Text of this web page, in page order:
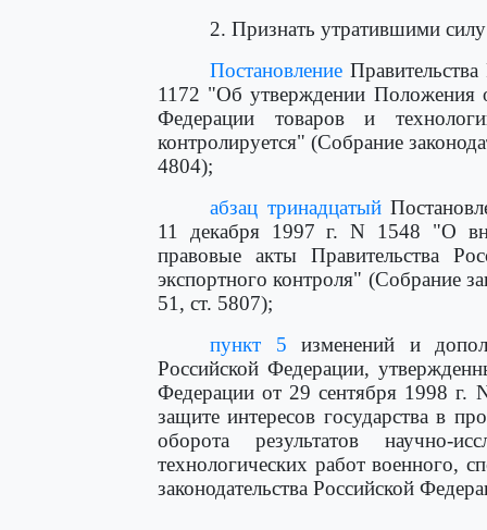
2. Признать утратившими
Постановление
1172 "Об утверждении Положения
Федерации товаров и
контролируется" (Собрание
4804);
абзац тринадцатый
11 декабря 1997 г. N 1548 "О
правовые акты Правительства
экспортного контроля" (Собрание
51, ст. 5807);
пункт 5 изменений и
Российской Федерации,
Федерации от 29 сентября 1998 г.
защите интересов государства в
оборота результатов научно-
технологических работ военного,
законодательства Российской